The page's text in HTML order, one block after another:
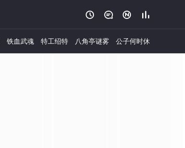
   
铁血武魂 特工绍特 八角亭谜雾 公子何时休